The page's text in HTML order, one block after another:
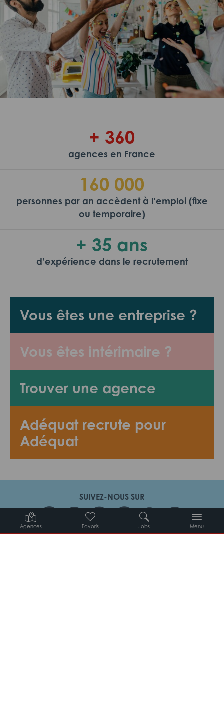
Agences Favoris Jobs Menu
Vous êtes une entreprise ?
Vous êtes intérimaire ?
Trouver une agence
Adéquat recrute pour
Adéquat
+ 360
agences en France
160 000
personnes par an accèdent à l’emploi (fixe
ou temporaire)
+ 35 ans
d’expérience dans le recrutement
SUIVEZ-NOUS SUR